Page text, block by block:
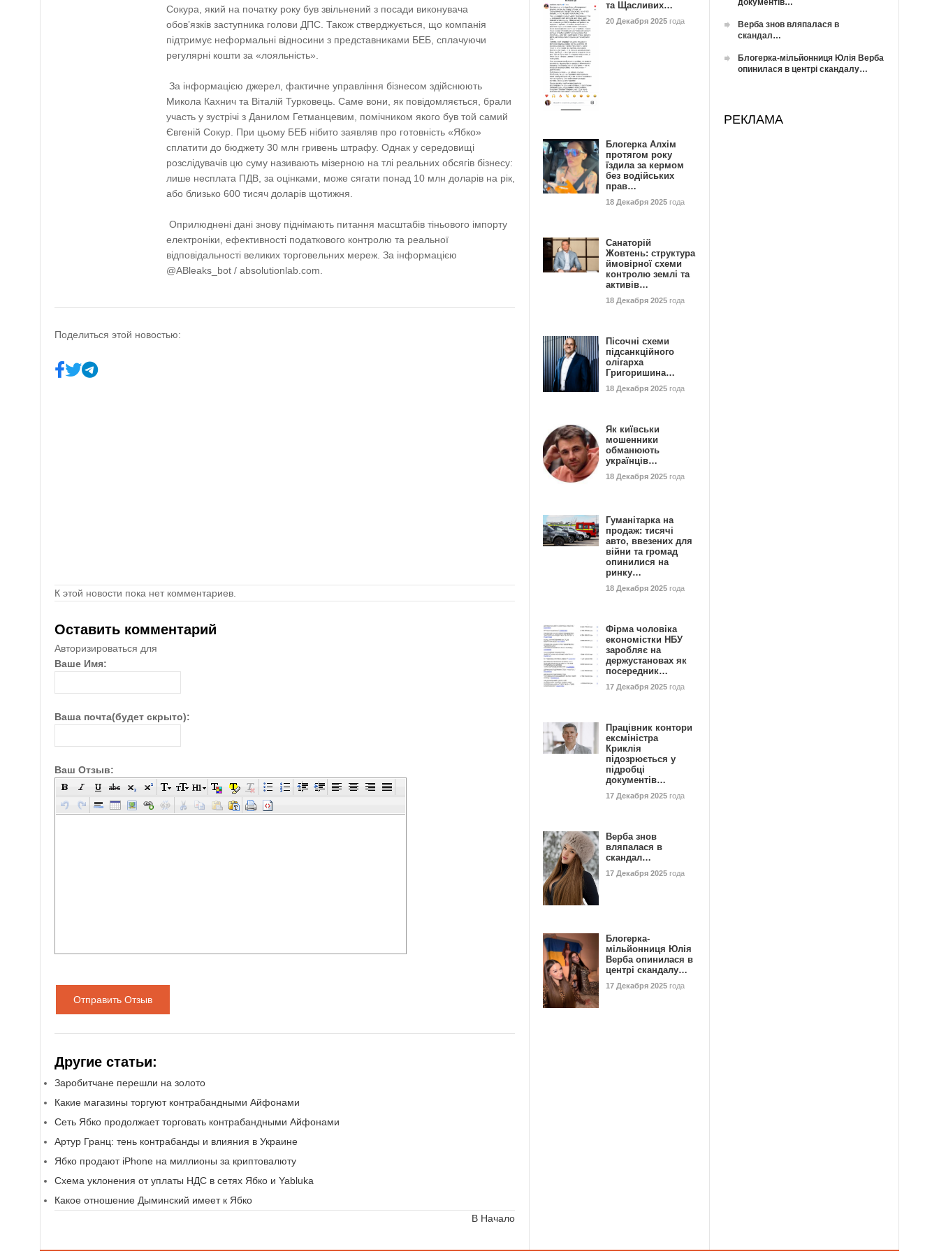
Сокура, який на початку року був звільнений з посади виконувача
обов’язків заступника голови ДПС. Також стверджується, що компанія
підтримує неформальні відносини з представниками БЕБ, сплачуючи
регулярні кошти за «лояльність».
За інформацією джерел, фактичне управління бізнесом здійснюють
Микола Кахнич та Віталій Турковець. Саме вони, як повідомляється, брали
участь у зустрічі з Данилом Гетманцевим, помічником якого був той самий
Євгеній Сокур. При цьому БЕБ нібито заявляв про готовність «Ябко»
сплатити до бюджету 30 млн гривень штрафу. Однак у середовищі
розслідувачів цю суму називають мізерною на тлі реальних обсягів бізнесу:
лише несплата ПДВ, за оцінками, може сягати понад 10 млн доларів на рік,
або близько 600 тисяч доларів щотижня.
Оприлюднені дані знову піднімають питання масштабів тіньового імпорту
електроніки, ефективності податкового контролю та реальної
відповідальності великих торговельних мереж. За інформацією
@ABleaks_bot / absolutionlab.com.
Поделиться этой новостью:
К этой новости пока нет комментариев.
Оставить комментарий
Авторизироваться для
Ваше Имя:
Ваша почта(будет скрыто):
Ваш Отзыв:
Отправить Отзыв
Другие статьи:
Заробитчане перешли на золото
Какие магазины торгуют контрабандными Айфонами
Сеть Ябко продолжает торговать контрабандными Айфонами
Артур Гранц: тень контрабанды и влияния в Украине
Ябко продают iPhone на миллионы за криптовалюту
Схема уклонения от уплаты НДС в сетях Ябко и Yabluka
Какое отношение Дыминский имеет к Ябко
В Начало
та Щасливих…
20 Декабря 2025 года
Блогерка Алхім
протягом року
їздила за кермом
без водійських
прав…
18 Декабря 2025 года
Санаторій
Жовтень: структура
ймовірної схеми
контролю землі та
активів…
18 Декабря 2025 года
Пісочні схеми
підсанкційного
олігарха
Григоришина…
18 Декабря 2025 года
Як київськи
мошенники
обманюють
українців…
18 Декабря 2025 года
Гуманітарка на
продаж: тисячі
авто, ввезених для
війни та громад
опинилися на
ринку…
18 Декабря 2025 года
Фірма чоловіка
економістки НБУ
заробляє на
держустановах як
посередник…
17 Декабря 2025 года
Працівник контори
ексміністра
Криклія
підозрюється у
підробці
документів…
17 Декабря 2025 года
Верба знов
вляпалася в
скандал…
17 Декабря 2025 года
Блогерка-
мільйонниця Юлія
Верба опинилася в
центрі скандалу…
17 Декабря 2025 года
документів…
Верба знов вляпалася в
скандал…
Блогерка-мільйонниця Юлія Верба
опинилася в центрі скандалу…
РЕКЛАМА